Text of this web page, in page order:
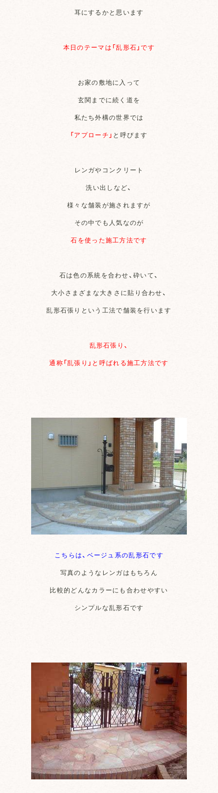
耳にするかと思います
本日のテーマは「乱形石」です
お家の敷地に入って
玄関までに続く道を
私たち外構の世界では
「アプローチ」 と呼びます
レンガやコンクリート
洗い出しなど、
様々な舗装が施されますが
その中でも人気なのが
石を使った施工方法です
石は色の系統を合わせ、砕いて、
大小さまざまな大きさに貼り合わせ、
乱形石張りという工法で舗装を行います
乱形石張り、
通称「乱張り」と呼ばれる施工方法です
こちらは、ベージュ系の乱形石です
写真のようなレンガはもちろん
比較的どんなカラーにも合わせやすい
シンプルな乱形石です